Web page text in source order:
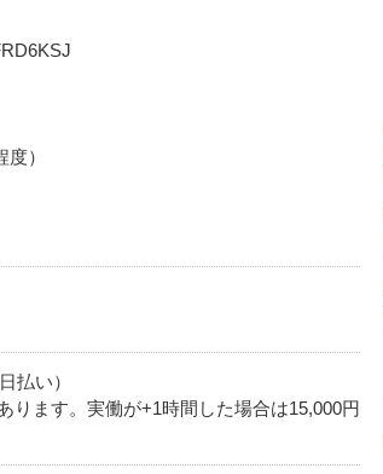
）
払い）
ます。実働が+1時間した場合は15,000円